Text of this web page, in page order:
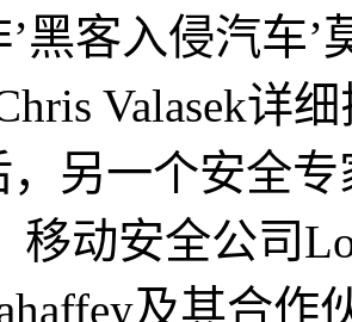
黑客入侵汽车
Valasek详
另一个安全
移动安全公司
及其合作